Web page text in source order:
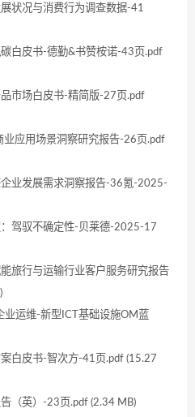
状况与消费行为调查数据-41
白皮书-德勤&书赞桉诺-43页.pdf
市场白皮书-精简版-27页.pdf
应用场景洞察研究报告-26页.pdf
业发展需求洞察报告-36氪-2025-
驾驭不确定性-贝莱德-2025-17
旅行与运输行业客户服务研究报告
运维-新型ICT基础设施OM蓝
白皮书-智次方-41页.pdf (15.27
（英）-23页.pdf (2.34 MB)